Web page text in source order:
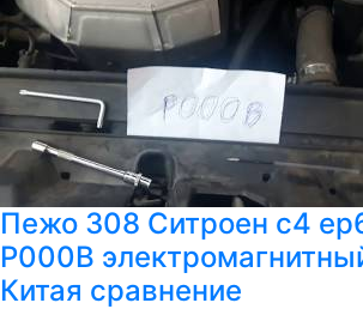
Пежо 308 Ситроен c4
P000B
Китая сравнение